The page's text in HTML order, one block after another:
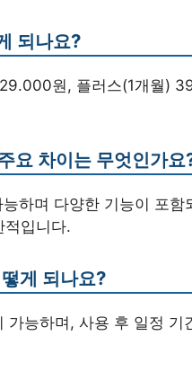
되나요?
원, 플러스(1개월)
요 차이는 무엇인가요
하며 다양한 기능이 포함
적입니다.
게 되나요?
능하며, 사용 후 일정 기